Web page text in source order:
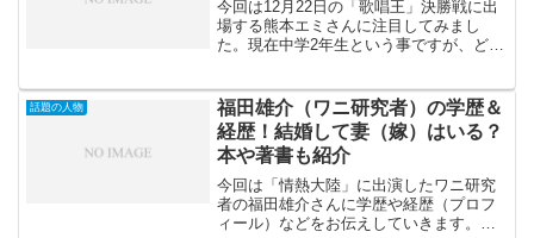
今回は12月22日の「歌唱王」決勝戦に出
場する熊本エミさんに注目してみまし
た。現在中学2年生という事ですが、どこ
や歌唱王に出演して話題になっています
よね！とても中学生と...
話題の人物
福田雄介（ワニ研究者）の学歴＆
経歴！結婚して妻（嫁）はいる？
本や著書も紹介
今回は「情熱大陸」に出演したワニ研究
者の福田雄介さんに学歴や経歴（プロフ
ィール）などをお伝えしていきます。福